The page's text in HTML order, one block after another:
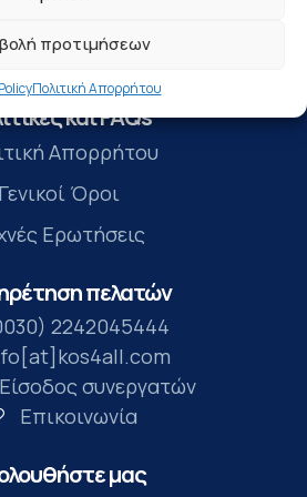
προτιμήσεων
Πολιτική Απορρήτου
Εισιτήρια
και FAQs
Απορρήτου
Γενικοί Όροι
Ερωτήσεις
πελατών
2242045444
συνεργατών
Επικοινωνία
μας